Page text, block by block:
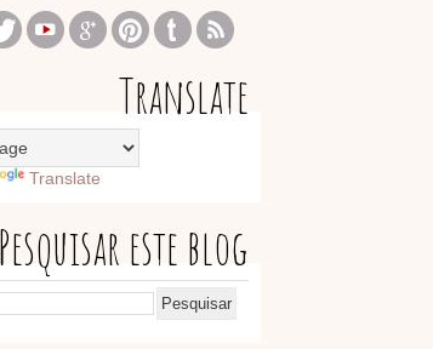
Translate
Translate
Pesquisar este blog